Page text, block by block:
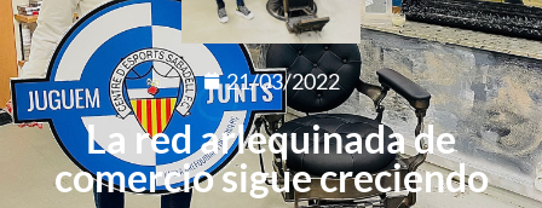
21/03/2022
La red arlequinada de
comercio sigue creciendo